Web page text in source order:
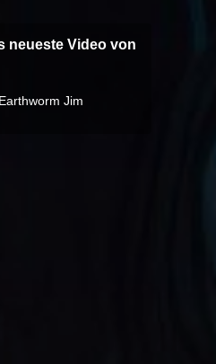
neueste Video von
Jim